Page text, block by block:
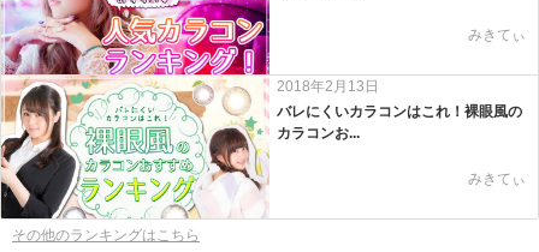
みきてぃ
2018年2月13日
バレにくいカラコンはこれ！裸眼風の
カラコンお...
みきてぃ
その他のランキングはこちら